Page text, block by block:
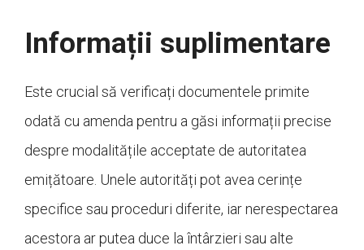
Informații suplimentare
Este crucial să verificați documentele primite
odată cu amenda pentru a găsi informații precise
despre modalitățile acceptate de autoritatea
emițătoare. Unele autorități pot avea cerințe
specifice sau proceduri diferite, iar nerespectarea
acestora ar putea duce la întârzieri sau alte